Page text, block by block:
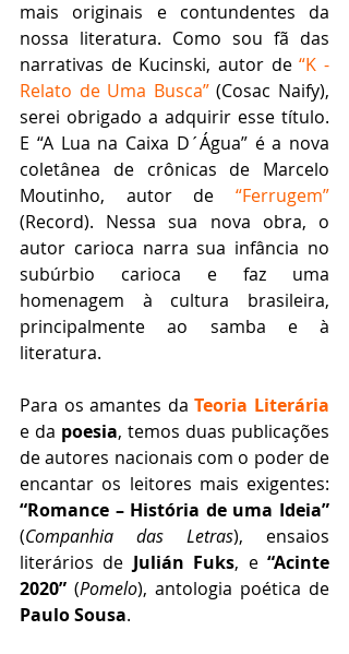
mais originais e contundentes da
nossa literatura. Como sou fã das
narrativas de Kucinski, autor de “K -
Relato de Uma Busca” (Cosac Naify),
serei obrigado a adquirir esse título.
E “A Lua na Caixa D´Água” é a nova
coletânea de crônicas de Marcelo
Moutinho, autor de “Ferrugem”
(Record). Nessa sua nova obra, o
autor carioca narra sua infância no
subúrbio carioca e faz uma
homenagem à cultura brasileira,
principalmente ao samba e à
literatura.
Para os amantes da Teoria Literária
e da poesia, temos duas publicações
de autores nacionais com o poder de
“Romance – História de uma Ideia”
(Companhia das Letras), ensaios
literários de Julián Fuks, e “Acinte
2020” (Pomelo
Paulo Sousa.